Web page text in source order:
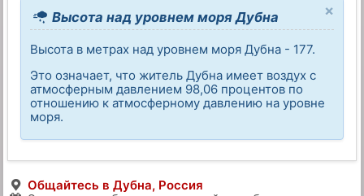
×
Высота над уровнем моря Дубна
Высота в метрах над уровнем моря Дубна - 177.
Это означает, что житель Дубна имеет воздух с
атмосферным давлением 98,06 процентов по
отношению к атмосферному давлению на уровне
моря.
Общайтесь в Дубна, Россия